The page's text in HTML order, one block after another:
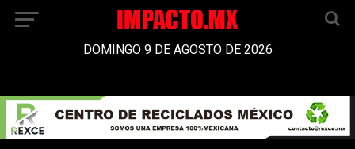
DOMINGO 9 DE AGOSTO DE 2026